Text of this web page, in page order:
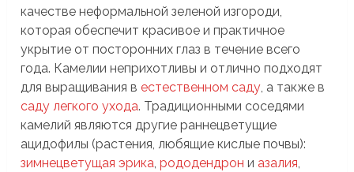
качестве неформальной зеленой изгороди,
которая обеспечит красивое и практичное
укрытие от посторонних глаз в течение всего
года. Камелии неприхотливы и отлично подходят
для выращивания вестественном саду , а также в
саду легкого ухода. Традиционными соседями
камелий являются другие раннецветущие
ацидофилы (растения, любящие кислые почвы):
зимнецветущая эрика ,рододендрон и азалия